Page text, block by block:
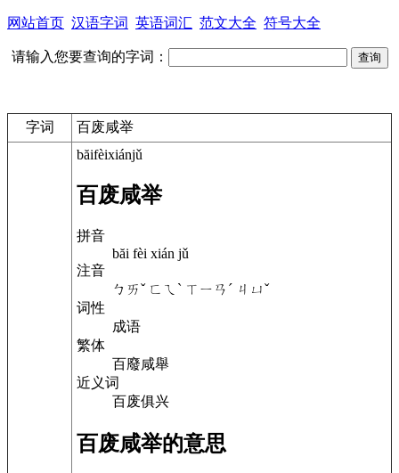
网站首页 汉语字词 英语词汇 范文大全 符号大全
请输入您要查询的字词：
字词 百废咸举
băifèixiánjǔ
百废咸举
拼音
băi fèi xián jǔ
注音
ㄅㄞˇ ㄈㄟˋ ㄒㄧㄢˊ ㄐㄩˇ
词性
成语
繁体
百廢咸舉
近义词
百废俱兴
百废咸举的意思